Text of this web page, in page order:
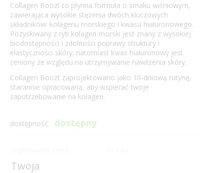
Collagen Boozt to płynna formuła o smaku wiśniowym,
zawierająca wysokie stężenia dwóch kluczowych
składników: kolagenu morskiego i kwasu hialuronowego.
Pozyskiwany z ryb kolagen morski jest znany z wysokiej
biodostępności i zdolności poprawy struktury i
elastyczności skóry; natomiast kwas hialuronowy jest
ceniony ze względu na utrzymywanie nawilżenia skóry.
Collagen Boozt zaprojektowano jako 10-dniową rutynę,
starannie opracowaną, aby wspierać twoje
zapotrzebowanie na kolagen.
dostępność: dostępny
Twoja